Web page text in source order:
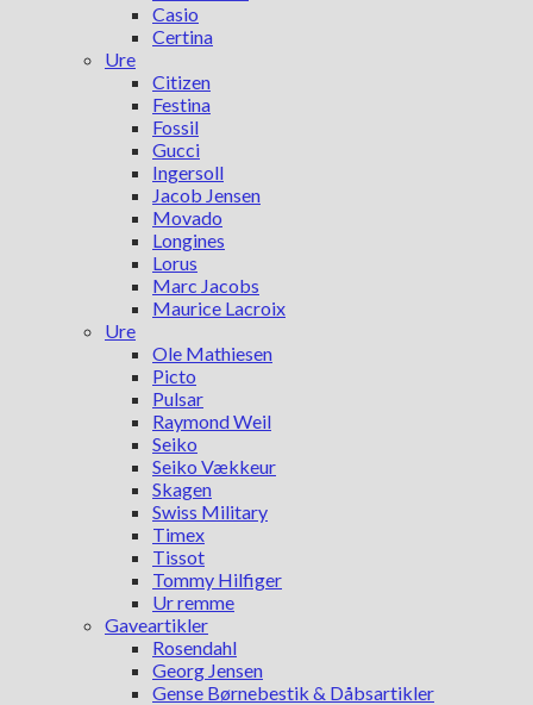
Casio
Certina
Ure
Citizen
Festina
Fossil
Gucci
Ingersoll
Jacob Jensen
Movado
Longines
Lorus
Marc Jacobs
Maurice Lacroix
Ure
Ole Mathiesen
Picto
Pulsar
Raymond Weil
Seiko
Seiko Vækkeur
Skagen
Swiss Military
Timex
Tissot
Tommy Hilfiger
Ur remme
Gaveartikler
Rosendahl
Georg Jensen
Gense Børnebestik & Dåbsartikler